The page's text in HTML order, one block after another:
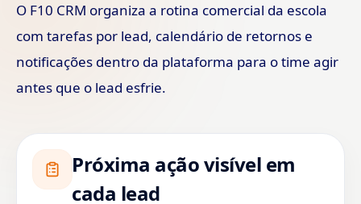
O F10 CRM organiza a rotina comercial da escola
com tarefas por lead, calendário de retornos e
notificações dentro da plataforma para o time agir
antes que o lead esfrie.
Próxima ação visível em
cada lead